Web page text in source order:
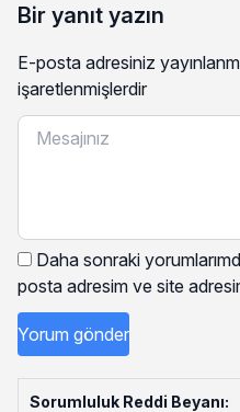
Bir yanıt yazın
E-posta adresiniz
işaretlenmişlerdir
Daha sonraki
posta adresim ve site
Sorumluluk Reddi Beyanı: